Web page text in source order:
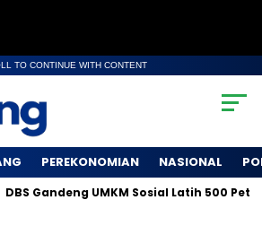
TO CONTINUE WITH CONTENT
PEREKONOMIAN NASIONAL
UMKM Sosial Latih 500 Petani